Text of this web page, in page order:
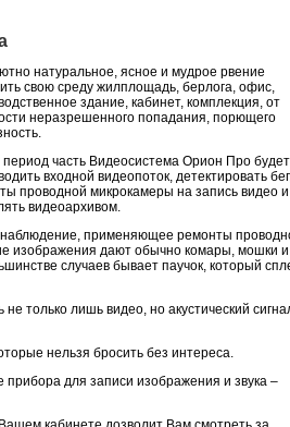
натуральное, ясное и мудрое рвение
свою среду жилплощадь, берлога, офис,
здание, кабинет, комплекция, от
неразрешенного попадания, порющего
период часть Видеосистема Орион Про будет
входной видеопоток, детектировать бег,
проводной микрокамеры на запись видео и
видеоархивом.
применяющее ремонты
изображения дают обычно комары, мошки и
случаев бывает паучок, который
только лишь видео, но акустический
нельзя бросить без интереса.
для записи изображения и звука –